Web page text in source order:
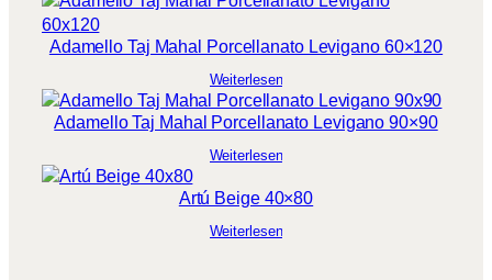
Adamello Taj Mahal Porcellanato Levigano 60×120
Weiterlesen
Adamello Taj Mahal Porcellanato Levigano 90×90
Weiterlesen
Artú Beige 40×80
Weiterlesen